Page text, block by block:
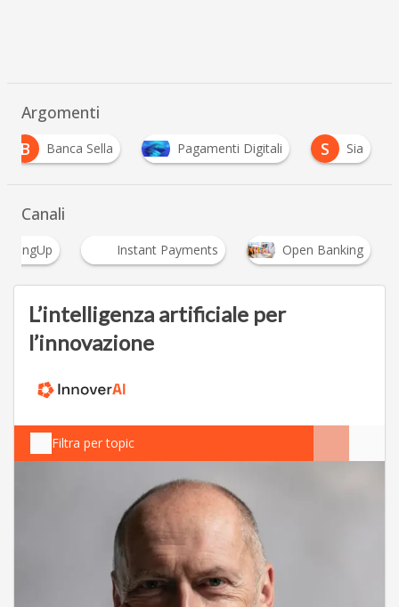
Argomenti
B
Banca Sella Pagamenti Digitali S Sia
Canali
Instant Payments Open Banking
L’intelligenza artificiale per
l’innovazione
Filtra per topic